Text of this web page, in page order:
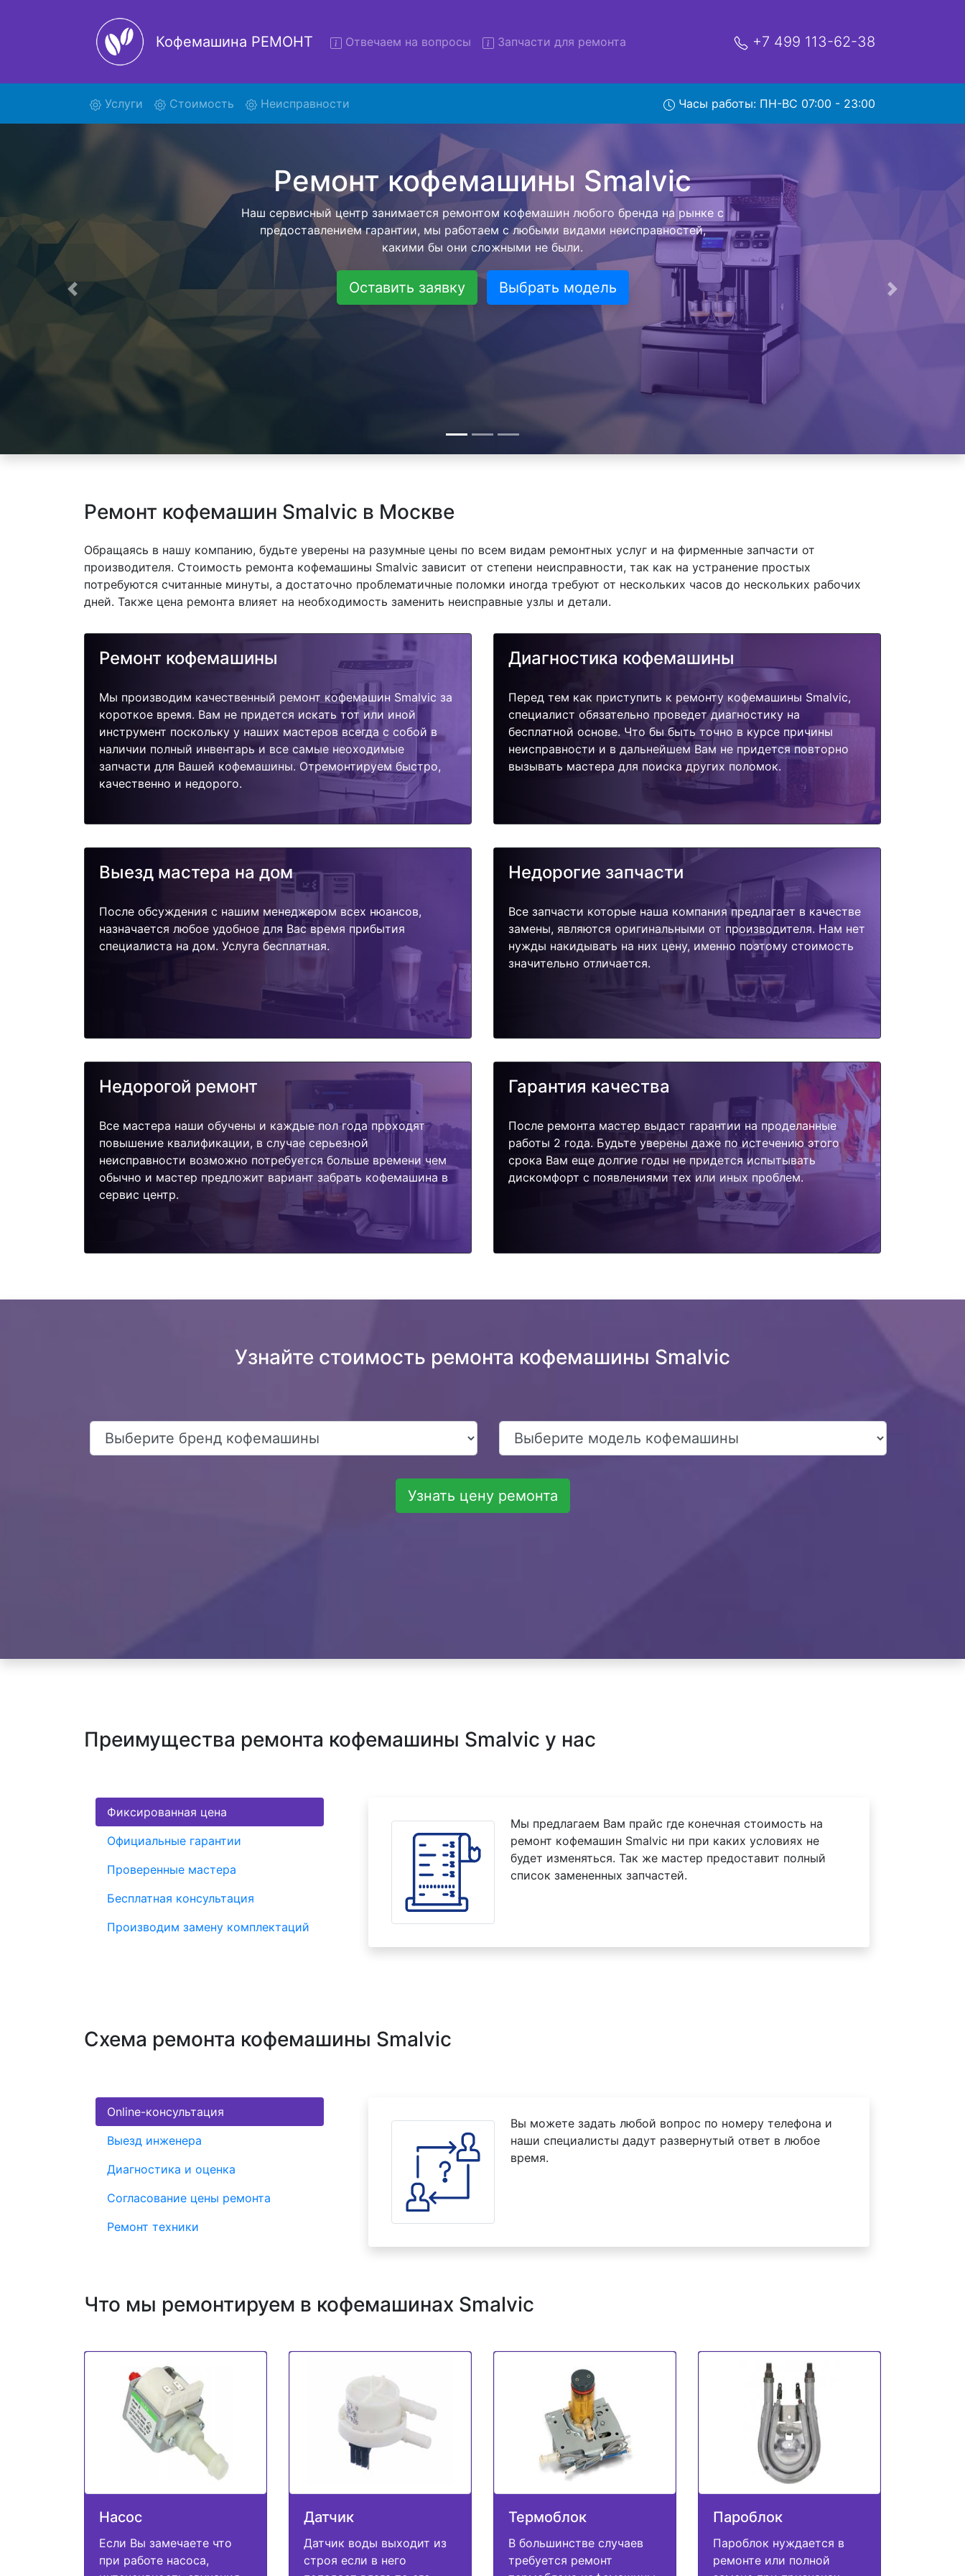
Кофемашина РЕМОНТ Отвечаем на вопросы Запчасти для ремонта +7 499 113-62-38
Услуги (current)Стоимость Неисправности Часы работы: ПН-ВС 07:00 - 23:00
Ремонт кофемашин Smalvic с вывозом в
сервис
Мы предоставляем бесплатную услугу - ремонт кофемашин Smalvic с вывозом
техники в сервисный центр, а после завершения всех работ привезем обратно.
Цена фиксируется с момента согласования с мастером до возвращения бытовой
техники обратно владельцу.
Оставить заявку Выбрать модель
Предыдущая Следующая
Ремонт кофемашин Smalvic в Москве
Обращаясь в нашу компанию, будьте уверены на разумные цены по всем видам ремонтных услуг и на фирменные запчасти от
производителя. Стоимость ремонта кофемашины Smalvic зависит от степени неисправности, так как на устранение простых
потребуются считанные минуты, а достаточно проблематичные поломки иногда требуют от нескольких часов до нескольких рабочих
дней. Также цена ремонта влияет на необходимость заменить неисправные узлы и детали.
Ремонт кофемашины
Мы производим качественный ремонт кофемашин Smalvic за
короткое время. Вам не придется искать тот или иной
инструмент поскольку у наших мастеров всегда с собой в
наличии полный инвентарь и все самые неоходимые
запчасти для Вашей кофемашины. Отремонтируем быстро,
качественно и недорого.
Диагностика кофемашины
Перед тем как приступить к ремонту кофемашины Smalvic,
специалист обязательно проведет диагностику на
бесплатной основе. Что бы быть точно в курсе причины
неисправности и в дальнейшем Вам не придется повторно
вызывать мастера для поиска других поломок.
Выезд мастера на дом
После обсуждения с нашим менеджером всех нюансов,
назначается любое удобное для Вас время прибытия
специалиста на дом. Услуга бесплатная.
Недорогие запчасти
Все запчасти которые наша компания предлагает в качестве
замены, являются оригинальными от производителя. Нам нет
нужды накидывать на них цену, именно поэтому стоимость
значительно отличается.
Недорогой ремонт
Все мастера наши обучены и каждые пол года проходят
повышение квалификации, в случае серьезной
неисправности возможно потребуется больше времени чем
обычно и мастер предложит вариант забрать кофемашина в
сервис центр.
Гарантия качества
После ремонта мастер выдаст гарантии на проделанные
работы 2 года. Будьте уверены даже по истечению этого
срока Вам еще долгие годы не придется испытывать
дискомфорт с появлениями тех или иных проблем.
Узнайте стоимость ремонта кофемашины Smalvic
Узнать цену ремонта
Преимущества ремонта кофемашины Smalvic у нас
Фиксированная цена
Официальные гарантии
Проверенные мастера
Бесплатная консультация
Производим замену комплектаций
Мы предлагаем Вам прайс где конечная стоимость на
ремонт кофемашин Smalvic ни при каких условиях не
будет изменяться. Так же мастер предоставит полный
список замененных запчастей.
Схема ремонта кофемашины Smalvic
Online-консультация
Выезд инженера
Диагностика и оценка
Согласование цены ремонта
Ремонт техники
Вы можете задать любой вопрос по номеру телефона и
наши специалисты дадут развернутый ответ в любое
время.
Что мы ремонтируем в кофемашинах Smalvic
Насос
Если Вы замечаете что
при работе насоса,
Датчик
Датчик воды выходит из
строя если в него
Термоблок
В большинстве случаев
требуется ремонт
Пароблок
Пароблок нуждается в
ремонте или полной